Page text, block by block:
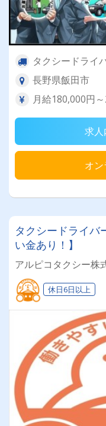
タクシードライ
長野県飯田市
月給180,000円
求人
オ
タクシードライバ
い金あり！】
アルピコタクシー株
休日6日以上